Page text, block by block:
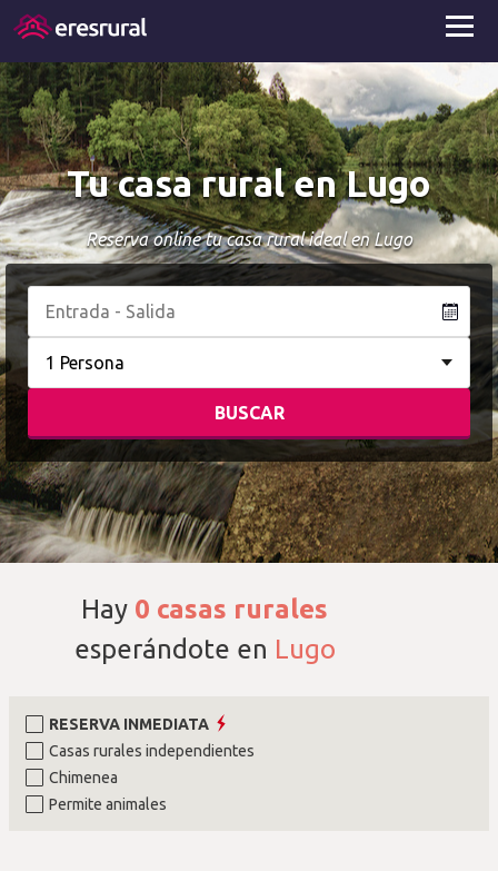
Tu casa rural en Lugo
Reserva online tu casa rural ideal en Lugo
Hay 0 casas rurales
esperándote en Lugo
RESERVA INMEDIATA
Casas rurales independientes
Chimenea
Permite animales